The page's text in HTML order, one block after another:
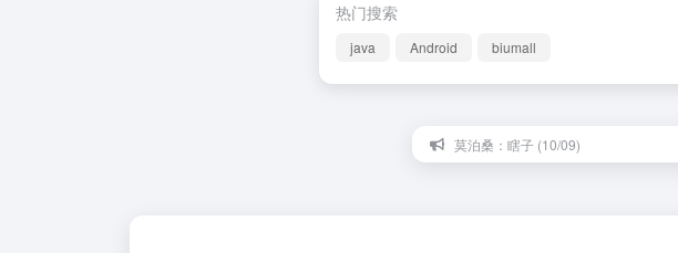
热门搜索
java Android biumall
莫泊桑：瞎子 (10/09)